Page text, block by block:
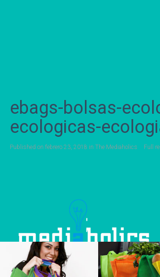
ebags-bolsas-
ecologicas-
Published on febrero 23, 2018 in The Mediaholics Full